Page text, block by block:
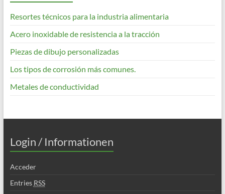
Resortes técnicos para la industria alimentaria
Acero inoxidable de resistencia a la tracción
Piezas de dibujo personalizadas
Los tipos de corrosión más comunes.
Metales de conductividad
Login / Informationen
Acceder
Entries RSS